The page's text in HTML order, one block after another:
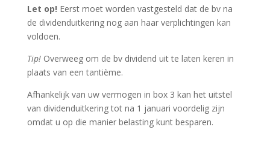
Let op! Eerst moet worden vastgesteld dat de bv na
de dividenduitkering nog aan haar verplichtingen kan
voldoen.
Tip! Overweeg om de bv dividend uit te laten keren in
plaats van een tantième.
Afhankelijk van uw vermogen in box 3 kan het uitstel
van dividenduitkering tot na 1 januari voordelig zijn
omdat u op die manier belasting kunt besparen.